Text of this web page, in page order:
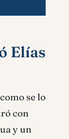
Elías
se lo
con
y un